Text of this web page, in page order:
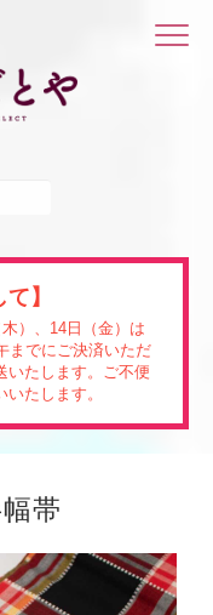
】
）、14日（金）は
までにご決済いただ
いたします。ご不便
たします。
帯